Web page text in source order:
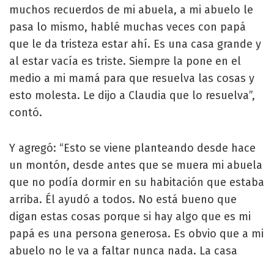
muchos recuerdos de mi abuela, a mi abuelo le
pasa lo mismo, hablé muchas veces con papá
que le da tristeza estar ahí. Es una casa grande y
al estar vacía es triste. Siempre la pone en el
medio a mi mamá para que resuelva las cosas y
esto molesta. Le dijo a Claudia que lo resuelva”,
contó.
Y agregó: “Esto se viene planteando desde hace
un montón, desde antes que se muera mi abuela
que no podía dormir en su habitación que estaba
arriba. Él ayudó a todos. No está bueno que
digan estas cosas porque si hay algo que es mi
papá es una persona generosa. Es obvio que a mi
abuelo no le va a faltar nunca nada. La casa